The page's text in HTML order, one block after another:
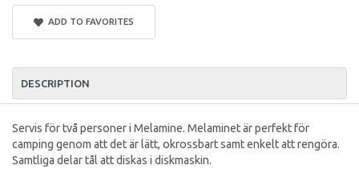
ADD TO FAVORITES
DESCRIPTION
Servis för två personer i Melamine. Melaminet är perfekt för
camping genom att det är lätt, okrossbart samt enkelt att rengöra.
Samtliga delar tål att diskas i diskmaskin.